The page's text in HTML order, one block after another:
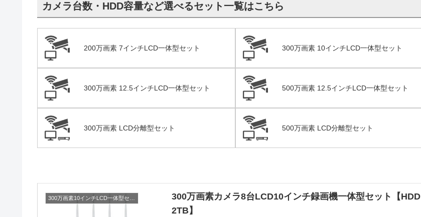
カメラ台数・HDD容量など選べるセット一覧はこちら
200万画素 7インチLCD一体型セット 300万画素 10インチLCD一体型セット
300万画素 12.5インチLCD一体型セット 500万画素 12.5インチLCD一体型セット
300万画素 LCD分離型セット 500万画素 LCD分離型セット
300万画素カメラ8台LCD10インチ録画機一体型セット【HDD
2TB】